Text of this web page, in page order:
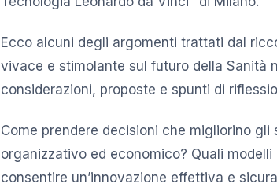
Ecco alcuni degli argomenti trattati dal
vivace e stimolante sul futuro della Sanità
considerazioni, proposte e spunti di
Come prendere decisioni che migliorino
organizzativo ed economico? Quali
consentire un’innovazione effettiva e